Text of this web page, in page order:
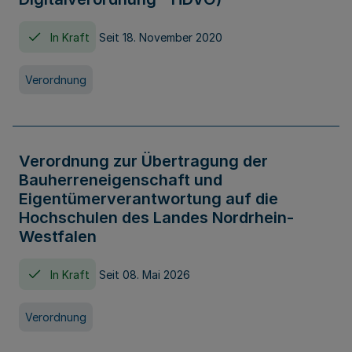
In Kraft Seit 18. November 2020
Verordnung
Verordnung zur Übertragung der
Bauherreneigenschaft und
Eigentümerverantwortung auf die
Hochschulen des Landes Nordrhein-
Westfalen
In Kraft Seit 08. Mai 2026
Verordnung